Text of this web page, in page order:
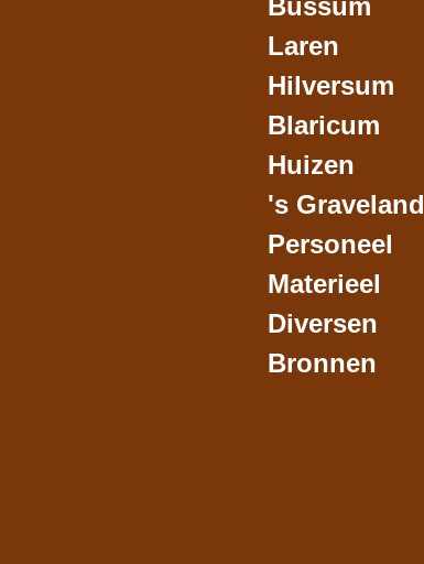
Bussum
Laren
Hilversum
Blaricum
Huizen
's Graveland
Personeel
Materieel
Diversen
Bronnen